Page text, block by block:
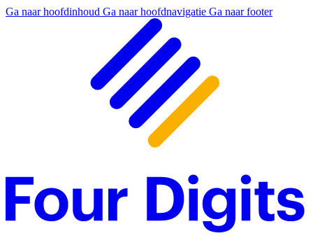
Ga naar hoofdinhoud Ga naar hoofdnavigatie Ga naar footer